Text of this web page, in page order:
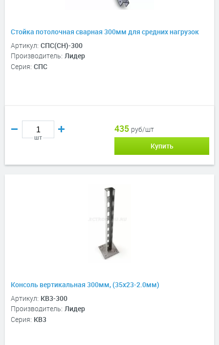
Стойка потолочная сварная 300мм для средних нагрузок
Артикул: СПС(СН)-300
Производитель: Лидер
Серия: СПС
шт
435 руб/шт
Купить
Консоль вертикальная 300мм, (35х23-2.0мм)
Артикул: КВ3-300
Производитель: Лидер
Серия: КВ3